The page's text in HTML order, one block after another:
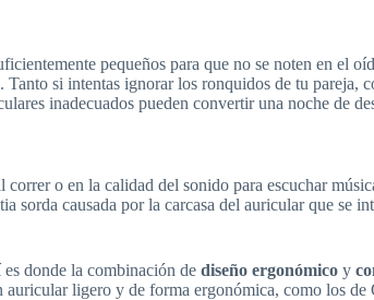
pequeños para que no se noten en el
si intentas ignorar los ronquidos de tu
inadecuados pueden convertir una noche de
o en la calidad del sonido para escuchar
causada por la carcasa del auricular que se
donde la combinación de diseño ergonómico y
ligero y de forma ergonómica, como los